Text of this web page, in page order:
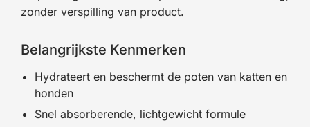
zonder verspilling van product.
Belangrijkste Kenmerken
Hydrateert en beschermt de poten van katten en
honden
Snel absorberende, lichtgewicht formule